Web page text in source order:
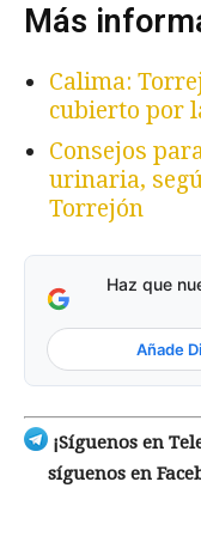
Más
Calima:
cubierto por
Consejos
urinaria,
Torrejón
Haz que
Añade
¡Síguenos en
síguenos en